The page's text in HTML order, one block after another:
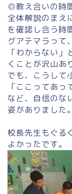
◎教え合いの時
全体解説のまえ
を確認し合う時
グアテマラって
「わからない
くことが沢山あ
でも、こうして
「ここってあっ
など、自信のな
姿がありました。
校長先生もぐる
よかったです。